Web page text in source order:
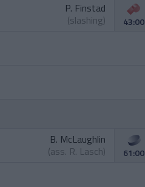
P. Finstad
(slashing)
43:00
B. McLaughlin
(ass. R. Lasch) 61:00